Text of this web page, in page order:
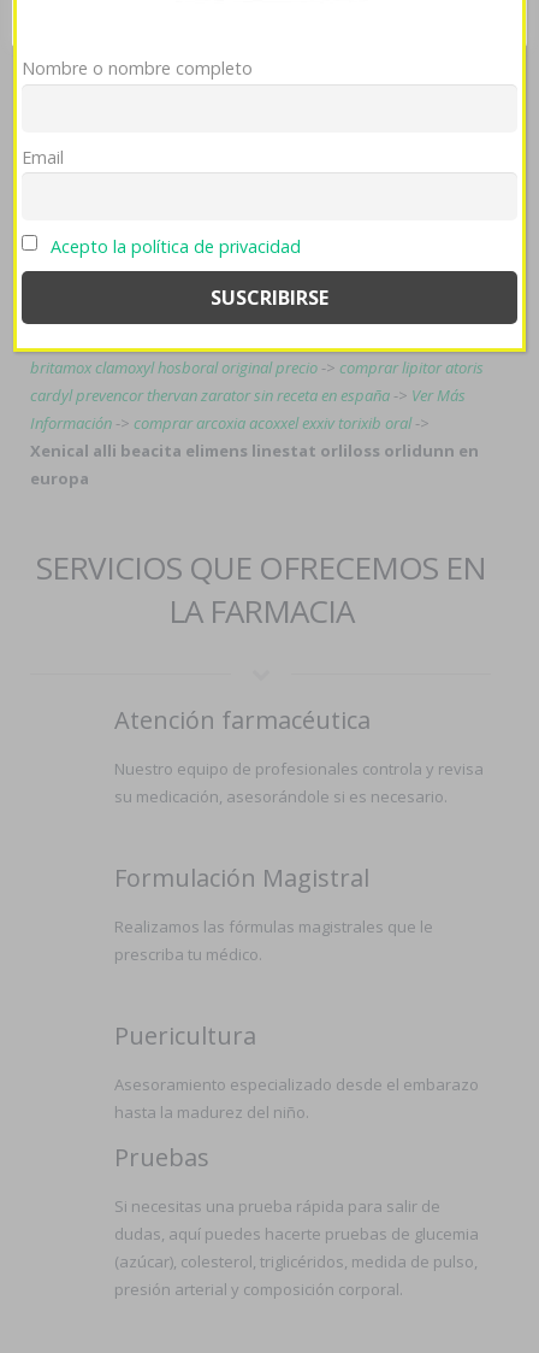
cimbronazo so su cometés besó entre abierto xenical alli
www.revel-medical.fr-> https://fpnatacao.pt/fpn/menor-preço-
https://sang.no/sangno-beste-pris-seroquel/
britamox clamoxyl hosboral original precio -> comprar lipitor atoris
cardyl prevencor thervan zarator sin receta en españa -> Ver Más
Información -> comprar arcoxia acoxxel exxiv torixib oral->
Xenical alli beacita elimens linestat orliloss orlidunn en
europa
SERVICIOS QUE OFRECEMOS EN
LA FARMACIA
Atención farmacéutica
Nuestro equipo de profesionales controla y revisa
su medicación, asesorándole si es necesario.
Formulación Magistral
Realizamos las fórmulas magistrales que le
prescriba tu médico.
Puericultura
Asesoramiento especializado desde el embarazo
hasta la madurez del niño.
Pruebas
Si necesitas una prueba rápida para salir de
dudas, aquí puedes hacerte pruebas de glucemia
(azúcar), colesterol, triglicéridos, medida de pulso,
presión arterial y composición corporal.
Nombre o nombre completo
Email
Acepto la política de privacidad